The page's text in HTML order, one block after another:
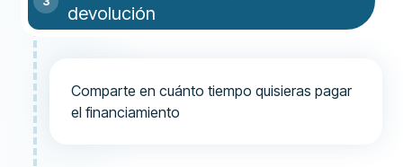
devolución
Comparte en cuánto tiempo quisieras pagar
el financiamiento